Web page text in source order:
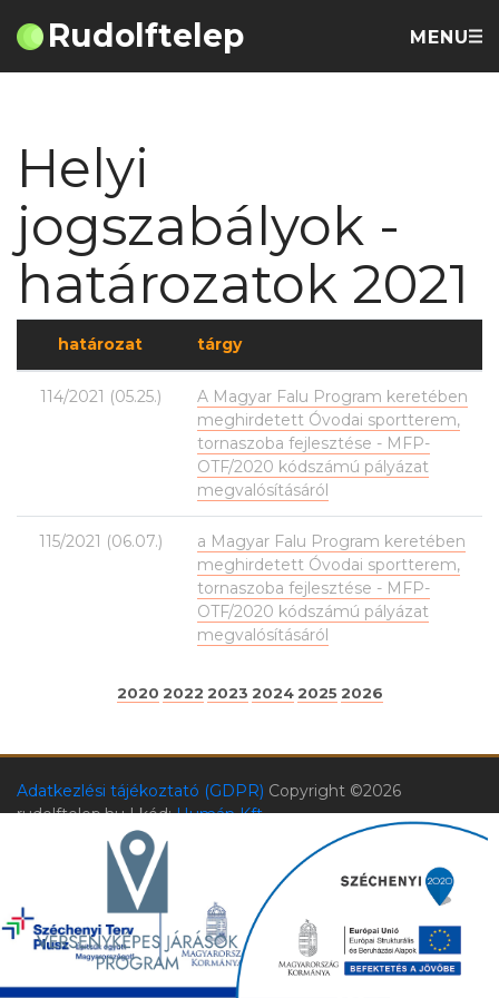
Rudolftelep MENU
Helyi
jogszabályok -
határozatok 2021
határozat tárgy
114/2021 (05.25.)
A Magyar Falu Program keretében
meghirdetett Óvodai sportterem,
tornaszoba fejlesztése - MFP-
OTF/2020 kódszámú pályázat
megvalósításáról
115/2021 (06.07.)
a Magyar Falu Program keretében
meghirdetett Óvodai sportterem,
tornaszoba fejlesztése - MFP-
OTF/2020 kódszámú pályázat
megvalósításáról
2020 2022 2023 2024 2025 2026
Adatkezlési tájékoztató (GDPR) Copyright ©2026
rudolftelep.hu | kód:Humán Kft.